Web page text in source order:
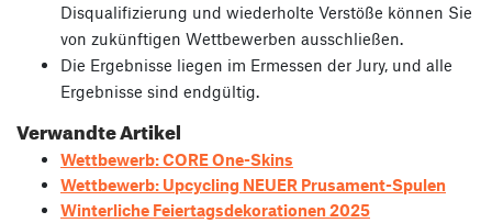
Disqualifizierung und wiederholte Verstöße können Sie
von zukünftigen Wettbewerben ausschließen.
Die Ergebnisse liegen im Ermessen der Jury, und alle
Ergebnisse sind endgültig.
Verwandte Artikel
Wettbewerb: CORE One-Skins
Wettbewerb: Upcycling NEUER Prusament-Spulen
Winterliche Feiertagsdekorationen 2025